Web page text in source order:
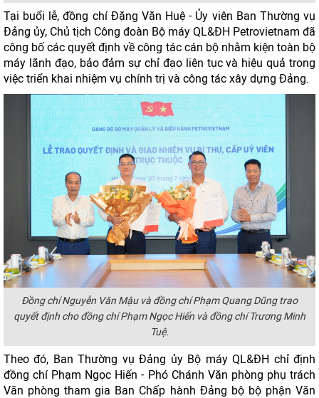
Tại buổi lễ, đồng chí Đặng Văn Huệ - Ủy viên Ban Thường vụ
Đảng ủy, Chủ tịch Công đoàn Bộ máy QL&ĐH Petrovietnam đã
công bố các quyết định về công tác cán bộ nhằm kiện toàn bộ
máy lãnh đạo, bảo đảm sự chỉ đạo liên tục và hiệu quả trong
việc triển khai nhiệm vụ chính trị và công tác xây dựng Đảng.
Đồng chí Nguyễn Văn Mậu và đồng chí Phạm Quang Dũng trao
quyết định cho đồng chí Phạm Ngọc Hiến và đồng chí Trương Minh
Tuệ.
Theo đó, Ban Thường vụ Đảng ủy Bộ máy QL&ĐH chỉ định
đồng chí Phạm Ngọc Hiến - Phó Chánh Văn phòng phụ trách
Văn phòng tham gia Ban Chấp hành Đảng bộ bộ phận Văn